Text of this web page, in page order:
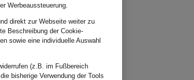
Werbeaussteuerung.
direkt zur Webseite weiter zu
Beschreibung der Cookie-
sowie eine individuelle Auswahl
(z.B. im Fußbereich
bisherige Verwendung der Tools